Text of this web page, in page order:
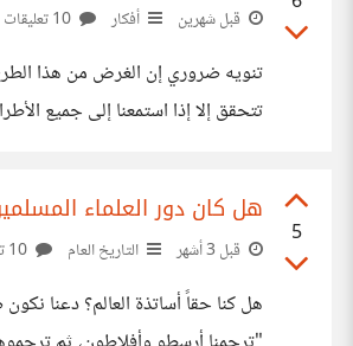
قبل شهرين أفكار
تنويه ضروري إن الغرض من هذا
تتحقق إلا إذا استمعنا إلى جميع
5
هل كان دور العلماء
قبل 3 أشهر التاريخ العام
هل كنا حقاً أساتذة العالم؟ دعنا